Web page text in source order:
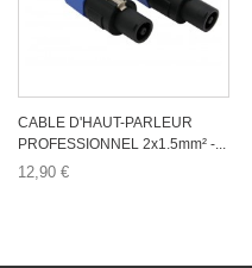
CABLE D'HAUT-PARLEUR
PROFESSIONNEL 2x1.5mm² -...
12,90 €